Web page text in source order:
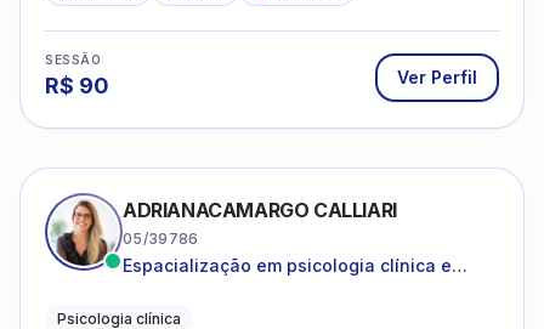
SESSÃO
R$ 90 Ver Perfil
ADRIANACAMARGO CALLIARI
05/39786
Espacialização em psicologia clínica e
Psicologia clínica